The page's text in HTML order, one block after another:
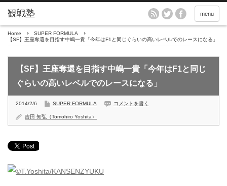
menu
Home
SUPER FORMULA
【SF】王座奪還を目指す中嶋一貴「今年はF1と同じぐらいの高いレベルでのレースになる」
【SF】王座奪還を目指す中嶋一貴「今年はF1と同じ
ぐらいの高いレベルでのレースになる」
2014/2/6 SUPER FORMULA コメントを書く
吉田 知弘（Tomohiro Yoshita）